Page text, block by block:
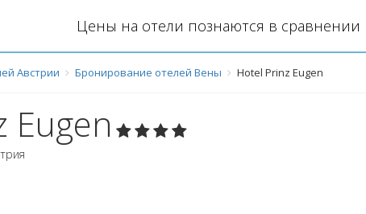
Цены на отели познаются в сравнении
Австрии Бронирование отелей Вены Hotel Prinz Eugen
Eugen